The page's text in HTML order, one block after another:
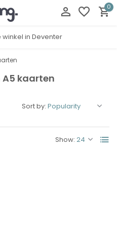
0
in Deventer
kaarten
Show:
Sort by: